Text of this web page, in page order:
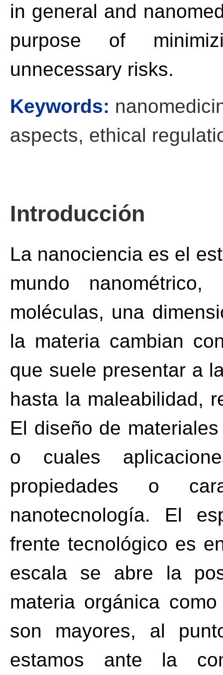
in general and
purpose of
unnecessary risks.
Keywords:
aspects, ethical
Introducción
La nanociencia es el
mundo
moléculas, una
la materia cambian
que suele presentar a
hasta la maleabilidad,
El diseño de
o cuales
propiedades o
nanotecnología. El
frente tecnológico es
escala se abre la
materia orgánica
son mayores, al
estamos ante la